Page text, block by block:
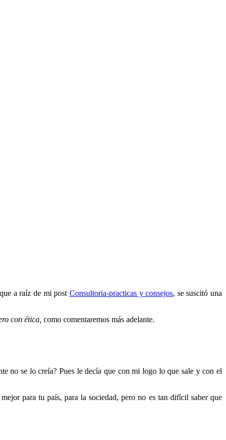
a raíz de mi post Consultoria-practicas y consejos, se suscitó una
con ética, como comentaremos más adelante.
no se lo creía? Pues le decía que con mi logo lo que sale y con el
para tu país, para la sociedad, pero no es tan difícil saber que